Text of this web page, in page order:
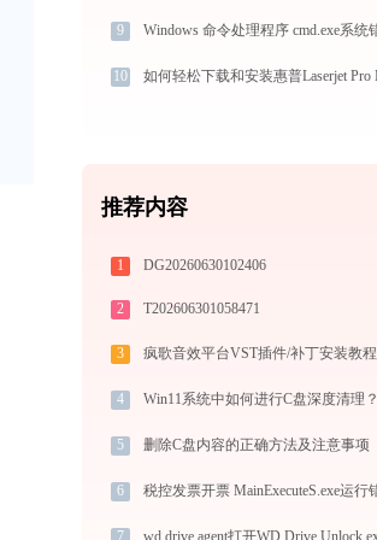
9
10
推荐内容
1 DG20260630102406
2 T202606301058471
3
4 Win11系统中如何进行C盘深度清理？
5 删除C盘内容的正确方法及注意事项
6
7